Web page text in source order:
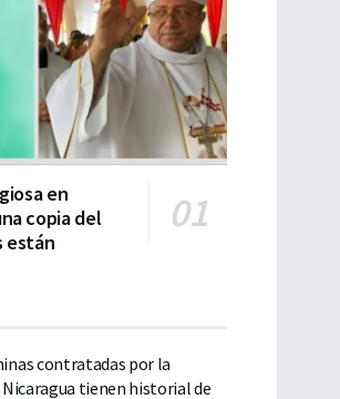
en
copia del
están
contratadas por la
tienen historial de